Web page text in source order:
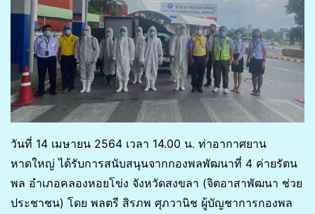
วันที่ 14 เมษายน 2564 เวลา 14.00 น. ท่าอากาศยาน
หาดใหญ่ ได้รับการสนับสนุนจากกองพลพัฒนาที่ 4 ค่ายรัตน
พล อำเภอคลองหอยโข่ง จังหวัดสงขลา (จิตอาสาพัฒนา ช่วย
ประชาชน) โดย พลตรี สิรภพ ศุภวานิช ผู้บัญชาการกองพล